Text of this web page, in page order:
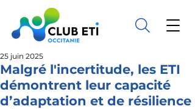
Malgré l'incertitude, les ETI
démontrent leur capacité
d’adaptation et de résilience
25 juin 2025